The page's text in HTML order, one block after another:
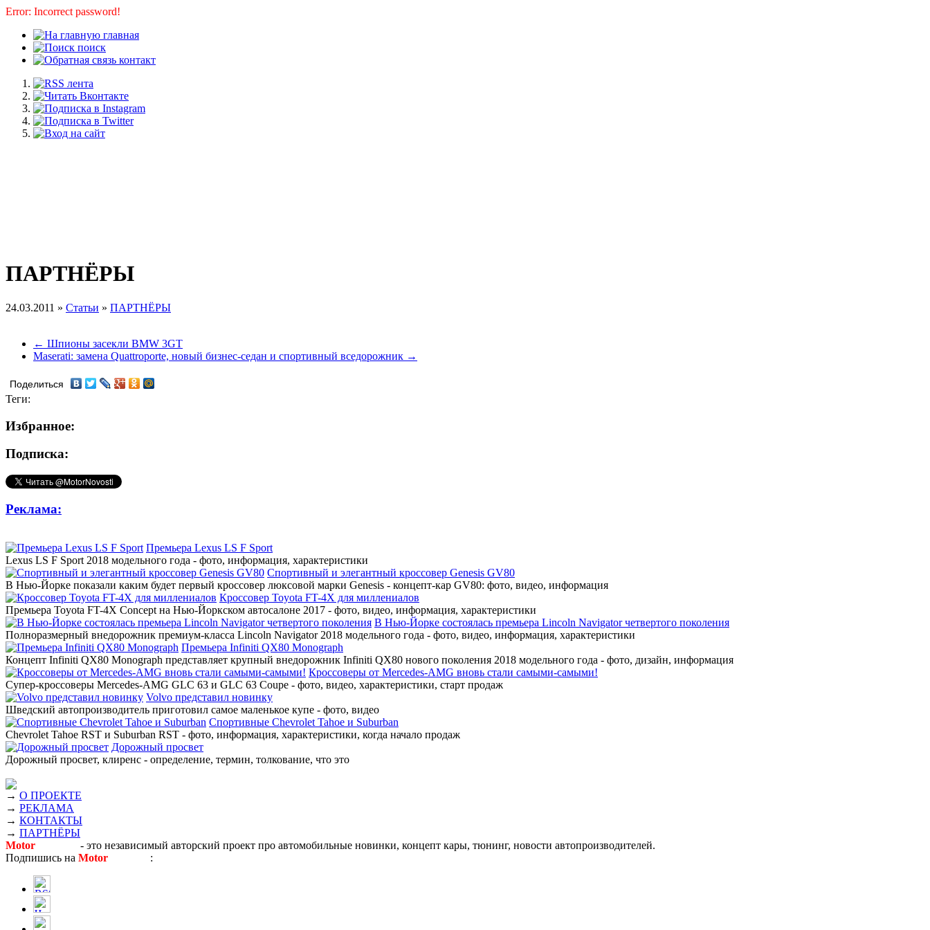
Error: Incorrect password!
главная
поиск
контакт
ПАРТНЁРЫ
24.03.2011 » Статьи » ПАРТНЁРЫ
← Шпионы засекли BMW 3GT
Maserati: замена Quattroporte, новый бизнес-седан и спортивный вседорожник →
Поделиться
Теги:
Избранное:
Подписка:
Реклама:
Премьера Lexus LS F Sport
Lexus LS F Sport 2018 модельного года - фото, информация, характеристики
Спортивный и элегантный кроссовер Genesis GV80
В Нью-Йорке показали каким будет первый кроссовер люксовой марки Genesis - концепт-кар GV80: фото, видео, информация
Кроссовер Toyota FT-4X для миллениалов
Премьера Toyota FT-4X Concept на Нью-Йоркском автосалоне 2017 - фото, видео, информация, характеристики
В Нью-Йорке состоялась премьера Lincoln Navigator четвертого поколения
Полноразмерный внедорожник премиум-класса Lincoln Navigator 2018 модельного года - фото, видео, информация, характеристики
Премьера Infiniti QX80 Monograph
Концепт Infiniti QX80 Monograph представляет крупный внедорожник Infiniti QX80 нового поколения 2018 модельного года - фото, дизайн, информация
Кроссоверы от Mercedes-AMG вновь стали самыми-самыми!
Супер-кроссоверы Mercedes-AMG GLC 63 и GLC 63 Coupe - фото, видео, характеристики, старт продаж
Volvo представил новинку
Шведский автопроизводитель приготовил самое маленькое купе - фото, видео
Спортивные Chevrolet Tahoe и Suburban
Chevrolet Tahoe RST и Suburban RST - фото, информация, характеристики, когда начало продаж
Дорожный просвет
Дорожный просвет, клиренс - определение, термин, толкование, что это
→ О ПРОЕКТЕ
→ РЕКЛАМА
→ КОНТАКТЫ
→ ПАРТНЁРЫ
Motor
- это независимый авторский проект про автомобильные новинки, концепт кары, тюнинг, новости автопроизводителей.
Подпишись на Motor :